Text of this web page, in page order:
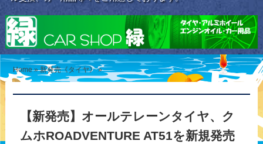
Home »新発売《タイヤ》 »
【新発売】オールテレーンタイヤ、ク
ムホROADVENTURE AT51を新規発売